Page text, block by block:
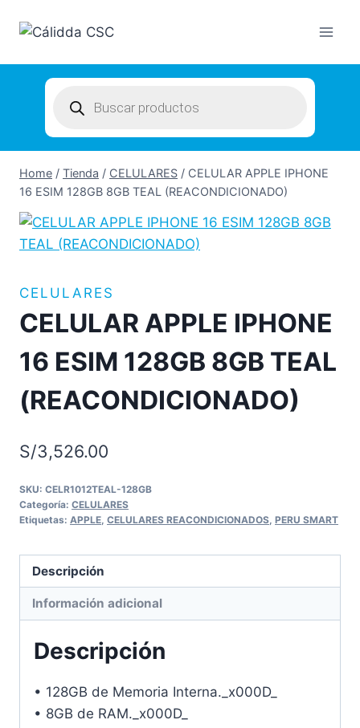
search
Home / Tienda / CELULARES / CELULAR APPLE IPHONE
16 ESIM 128GB 8GB TEAL (REACONDICIONADO)
CELULARES
CELULAR APPLE IPHONE
16 ESIM 128GB 8GB TEAL
(REACONDICIONADO)
S/3,526.00
SKU: CELR1012TEAL-128GB
Categoría: CELULARES
Etiquetas: APPLE CELULARES REACONDICIONADOS PERU SMART
Descripción
Información adicional
Descripción
• 128GB de Memoria Interna._x000D_
• 8GB de RAM._x000D_